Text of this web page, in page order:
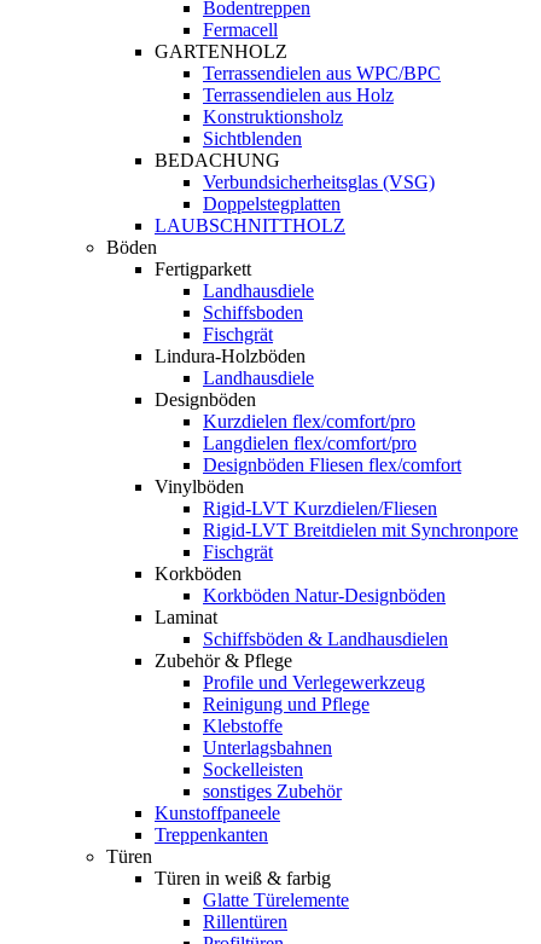
Bodentreppen
Fermacell
GARTENHOLZ
Terrassendielen aus WPC/BPC
Terrassendielen aus Holz
Konstruktionsholz
Sichtblenden
BEDACHUNG
Verbundsicherheitsglas (VSG)
Doppelstegplatten
LAUBSCHNITTHOLZ
Böden
Fertigparkett
Landhausdiele
Schiffsboden
Fischgrät
Lindura-Holzböden
Landhausdiele
Designböden
Kurzdielen flex/comfort/pro
Langdielen flex/comfort/pro
Designböden Fliesen flex/comfort
Vinylböden
Rigid-LVT Kurzdielen/Fliesen
Rigid-LVT Breitdielen mit Synchronpore
Fischgrät
Korkböden
Korkböden Natur-Designböden
Laminat
Schiffsböden & Landhausdielen
Zubehör & Pflege
Profile und Verlegewerkzeug
Reinigung und Pflege
Klebstoffe
Unterlagsbahnen
Sockelleisten
sonstiges Zubehör
Kunstoffpaneele
Treppenkanten
Türen
Türen in weiß & farbig
Glatte Türelemente
Rillentüren